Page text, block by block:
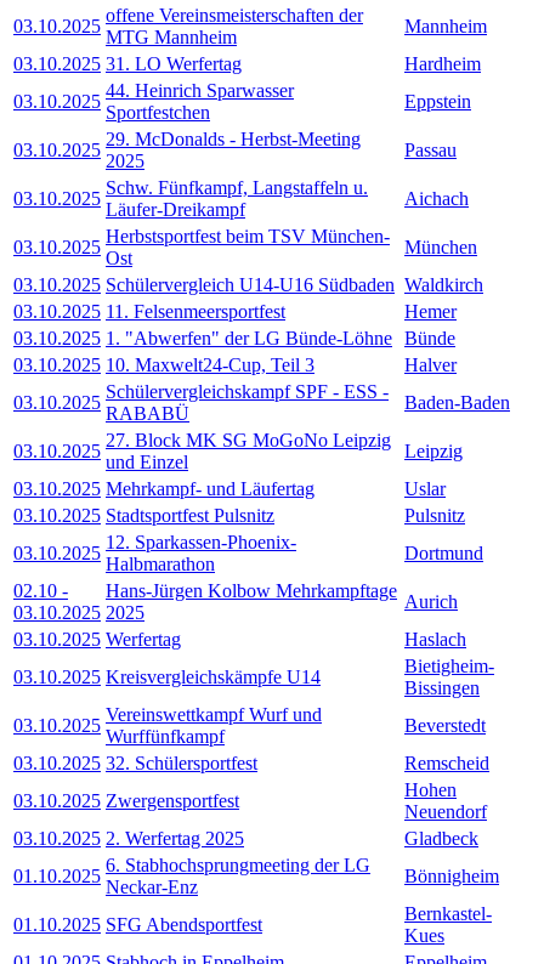
03.10.2025
offene Vereinsmeisterschaften der
MTG Mannheim
Mannheim
03.10.2025 31. LO Werfertag
Hardheim
03.10.2025
44. Heinrich Sparwasser
Sportfestchen
Eppstein
03.10.2025
29. McDonalds - Herbst-Meeting
2025
Passau
03.10.2025
Schw. Fünfkampf, Langstaffeln u.
Läufer-Dreikampf
Aichach
03.10.2025
Herbstsportfest beim TSV München-
Ost
München
03.10.2025 Schülervergleich U14-U16 Südbaden Waldkirch
03.10.2025 11. Felsenmeersportfest
Hemer
03.10.2025 1. "Abwerfen" der LG Bünde-Löhne Bünde
03.10.2025 10. Maxwelt24-Cup, Teil 3
Halver
03.10.2025
Schülervergleichskampf SPF - ESS -
RABABÜ
Baden-Baden
03.10.2025
27. Block MK SG MoGoNo Leipzig
und Einzel
Leipzig
03.10.2025 Mehrkampf- und Läufertag
Uslar
03.10.2025 Stadtsportfest Pulsnitz
Pulsnitz
03.10.2025
12. Sparkassen-Phoenix-
Halbmarathon
Dortmund
02.10 -
03.10.2025
Hans-Jürgen Kolbow Mehrkampftage
2025
Aurich
03.10.2025 Werfertag
Haslach
03.10.2025 Kreisvergleichskämpfe U14
Bietigheim-
Bissingen
03.10.2025
Vereinswettkampf Wurf und
Wurffünfkampf
Beverstedt
03.10.2025 32. Schülersportfest
Remscheid
03.10.2025 Zwergensportfest
Hohen
Neuendorf
03.10.2025 2. Werfertag 2025
Gladbeck
01.10.2025
6. Stabhochsprungmeeting der LG
Neckar-Enz
Bönnigheim
01.10.2025 SFG Abendsportfest
Bernkastel-
Kues